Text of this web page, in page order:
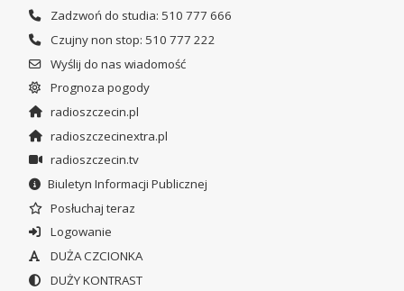
Zadzwoń do studia: 510 777 666
Czujny non stop: 510 777 222
Wyślij do nas wiadomość
Prognoza pogody
radioszczecin.pl
radioszczecinextra.pl
radioszczecin.tv
Biuletyn Informacji Publicznej
Posłuchaj teraz
Logowanie
DUŻA CZCIONKA
DUŻY KONTRAST